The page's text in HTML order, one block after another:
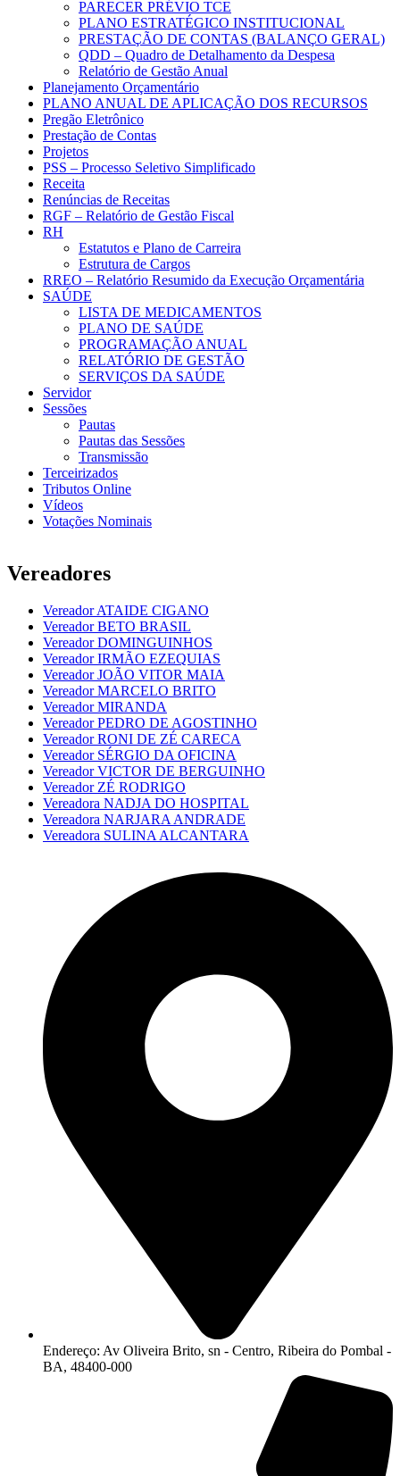
PARECER PRÉVIO TCE
PLANO ESTRATÉGICO INSTITUCIONAL
PRESTAÇÃO DE CONTAS (BALANÇO GERAL)
QDD – Quadro de Detalhamento da Despesa
Relatório de Gestão Anual
Planejamento Orçamentário
PLANO ANUAL DE APLICAÇÃO DOS RECURSOS
Pregão Eletrônico
Prestação de Contas
Projetos
PSS – Processo Seletivo Simplificado
Receita
Renúncias de Receitas
RGF – Relatório de Gestão Fiscal
RH
Estatutos e Plano de Carreira
Estrutura de Cargos
RREO – Relatório Resumido da Execução Orçamentária
SAÚDE
LISTA DE MEDICAMENTOS
PLANO DE SAÚDE
PROGRAMAÇÃO ANUAL
RELATÓRIO DE GESTÃO
SERVIÇOS DA SAÚDE
Servidor
Sessões
Pautas
Pautas das Sessões
Transmissão
Terceirizados
Tributos Online
Vídeos
Votações Nominais
Vereadores
Vereador ATAIDE CIGANO
Vereador BETO BRASIL
Vereador DOMINGUINHOS
Vereador IRMÃO EZEQUIAS
Vereador JOÃO VITOR MAIA
Vereador MARCELO BRITO
Vereador MIRANDA
Vereador PEDRO DE AGOSTINHO
Vereador RONI DE ZÉ CARECA
Vereador SÉRGIO DA OFICINA
Vereador VICTOR DE BERGUINHO
Vereador ZÉ RODRIGO
Vereadora NADJA DO HOSPITAL
Vereadora NARJARA ANDRADE
Vereadora SULINA ALCANTARA
Endereço: Av Oliveira Brito, sn - Centro, Ribeira do Pombal -
BA, 48400-000